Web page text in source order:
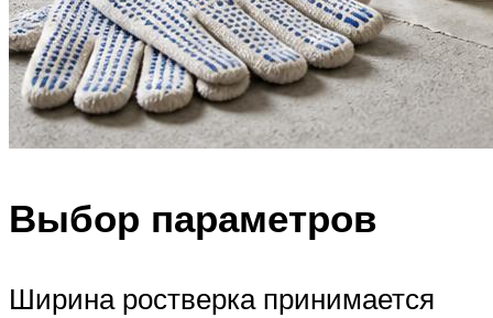
Выбор параметров
Ширина ростверка принимается